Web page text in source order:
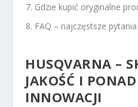
Gdzie kupić oryginalne
FAQ – najczęstsze
HUSQVARNA –
JAKOŚĆ I
INNOWACJI